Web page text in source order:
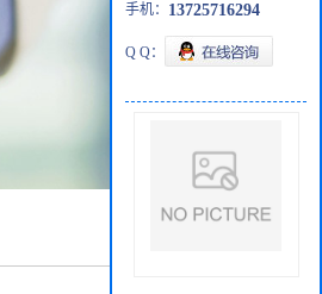
手机： 13725716294
Q Q：